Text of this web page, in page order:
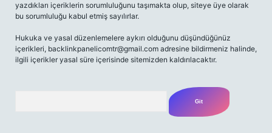
yazdıkları içeriklerin sorumluluğunu taşımakta olup, siteye üye olarak
bu sorumluluğu kabul etmiş sayılırlar.
Hukuka ve yasal düzenlemelere aykırı olduğunu düşündüğünüz
içerikleri, backlinkpanelicomtr@gmail.com adresine bildirmeniz halinde,
ilgili içerikler yasal süre içerisinde sitemizden kaldırılacaktır.